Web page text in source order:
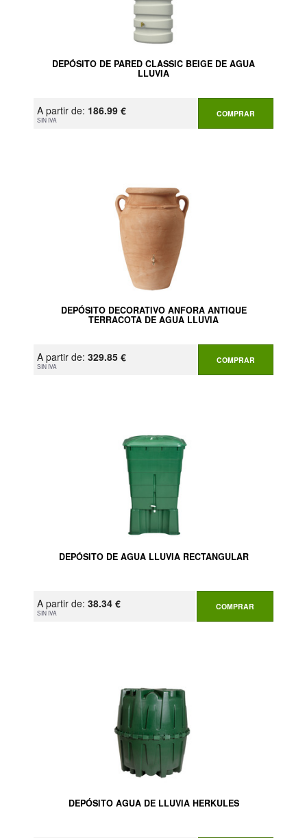
DEPÓSITO DE PARED CLASSIC BEIGE DE AGUA
LLUVIA
A partir de: 186.99 €
SIN IVA
COMPRAR
DEPÓSITO DECORATIVO ANFORA ANTIQUE
TERRACOTA DE AGUA LLUVIA
A partir de: 329.85 €
SIN IVA
COMPRAR
DEPÓSITO DE AGUA LLUVIA RECTANGULAR
A partir de: 38.34 €
SIN IVA
COMPRAR
DEPÓSITO AGUA DE LLUVIA HERKULES